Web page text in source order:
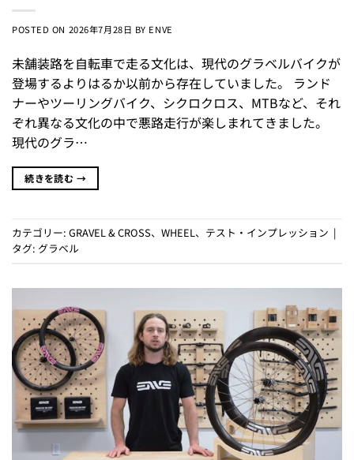
POSTED ON 2026年7月28日 BY ENVE
未舗装路を自転車で走る文化は、現代のグラベルバイクが
登場するよりはるか以前から存在していました。 ランド
ナーやツーリングバイク、シクロクロス、MTBなど、それ
ぞれ異なる文化の中で悪路走行が楽しまれてきました。
現代のグラ…
続きを読む →
カテゴリー: GRAVEL & CROSS、 WHEEL、 テスト・インプレッション |
タグ: グラベル